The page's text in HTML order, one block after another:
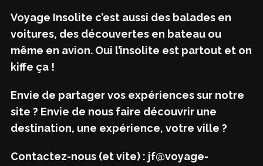
Voyage Insolite c’est aussi des balades en
voitures, des découvertes en bateau ou
même en avion. Oui l’insolite est partout et on
kiffe ça !
Envie de partager vos expériences sur notre
site ? Envie de nous faire découvrir une
destination, une expérience, votre ville ?
Contactez-nous (et vite) : jf@voyage-